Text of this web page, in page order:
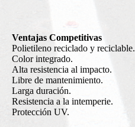
Ventajas Competitivas
Polietileno reciclado y reciclable.
Color integrado.
Alta resistencia al impacto.
Libre de mantenimiento.
Larga duración.
Resistencia a la intemperie.
Protección UV.